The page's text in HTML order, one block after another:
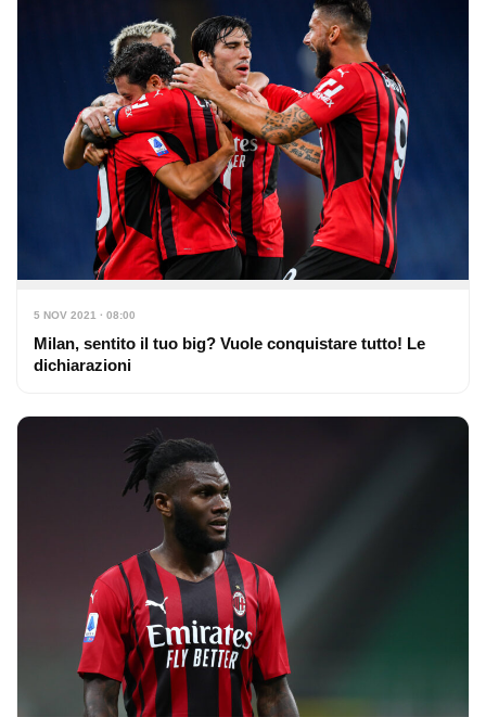
5 NOV 2021 · 08:00
Milan, sentito il tuo big? Vuole conquistare tutto! Le
dichiarazioni